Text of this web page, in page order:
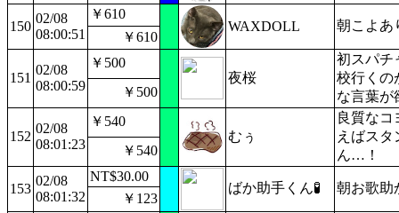
150
02/08
08:00:51
￥610
WAXDOLL
朝こよあ
￥610
151
02/08
08:00:59
￥500
夜桜
初スパチ
校行くの
な言葉が
￥500
152
02/08
08:01:23
￥540
むぅ
良質なコ
えばス
ん…！
￥540
153
02/08
08:01:32
NT$30.00
ばか助手くん🧪 朝お歌助
￥123